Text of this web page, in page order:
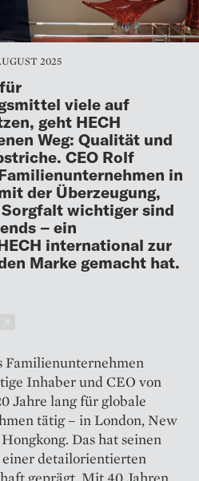
2025
viele auf
geht HECH
Weg: Qualität und
CEO Rolf
in
der Überzeugung,
wichtiger sind
– ein
international zur
Marke gemacht hat.
Familien­unternehmen
Inhaber und CEO von
Jahre lang für globale
tätig – in London, New
Das hat seinen
detailorientierten
geprägt. Mit 40 Jahren